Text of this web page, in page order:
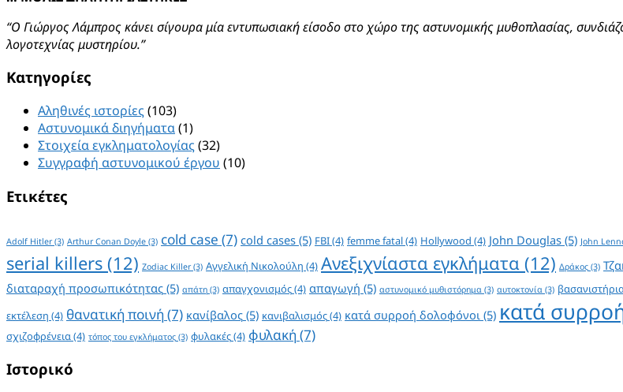
“Ο Γιώργος Λάμπρος κάνει σίγουρα μία εντυπωσιακή είσοδο στο χώρο της αστυνομικής μυθοπλασίας,
λογοτεχνίας μυστηρίου.”
Kατηγορίες
Αληθινές ιστορίες (103)
Αστυνομικά διηγήματα(1)
Στοιχεία εγκληματολογίας (32)
Συγγραφή αστυνομικού έργου (10)
Ετικέτες
Adolf Hitler(3) Arthur Conan Doyle (3) cold case (7) cold cases (5) FBI(4) femme fatal(4) Hollywood (4) John Douglas (5) John
serial killers (12) Zodiac Killer(3) Αγγελική Νικολούλη (4) Ανεξιχνίαστα εγκλήματα (12) Δράκος (3)
διαταραχή προσωπικότητας (5) απάτη (3) απαγχονισμός(4) απαγωγή (5) αστυνομικό μυθιστόρημα (3) αυτοκτονία (3)
εκτέλεση (4) θανατική ποινή (7) κανίβαλος (5) κανιβαλισμός(4) κατά συρροή δολοφόνοι (5) κατά
σχιζοφρένεια(4) τόπος του εγκλήματος (3) φυλακές(4) φυλακή (7)
Ιστορικό